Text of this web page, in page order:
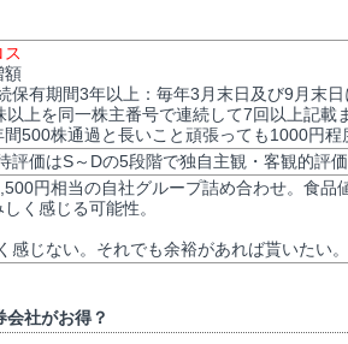
額
保有期間3年以上：毎年3月末日及び9月末
上を同一株主番号で連続して7回以上記載
間500株通過と長いこと頑張っても1000円程
評価はS～Dの5段階で独自主観・客観的評価
円相当の自社グループ詰め合わせ。食品
く感じる可能性。
感じない。それでも余裕があれば貰いたい。
社がお得？